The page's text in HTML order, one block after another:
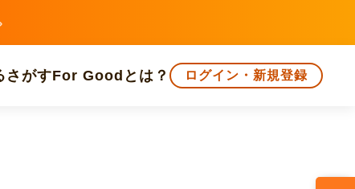
さがすFor Goodとは？ ログイン・新規登録